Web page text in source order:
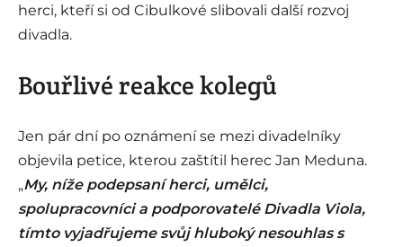
herci, kteří si od Cibulkové slibovali další rozvoj
divadla.
Bouřlivé reakce kolegů
Jen pár dní po oznámení se mezi divadelníky
objevila petice, kterou zaštítil herec Jan Meduna.
„My, níže podepsaní herci, umělci,
spolupracovníci a podporovatelé Divadla Viola,
tímto vyjadřujeme svůj hluboký nesouhlas s